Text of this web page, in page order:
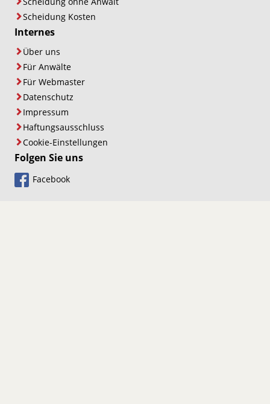
Scheidung Kosten
Internes
Über uns
Für Anwälte
Für Webmaster
Datenschutz
Impressum
Haftungsausschluss
Cookie-Einstellungen
Folgen Sie uns
Facebook